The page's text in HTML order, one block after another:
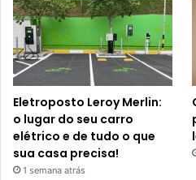
Eletroposto Leroy Merlin:
o lugar do seu carro
elétrico e de tudo o que
sua casa precisa!
1 semana atrás